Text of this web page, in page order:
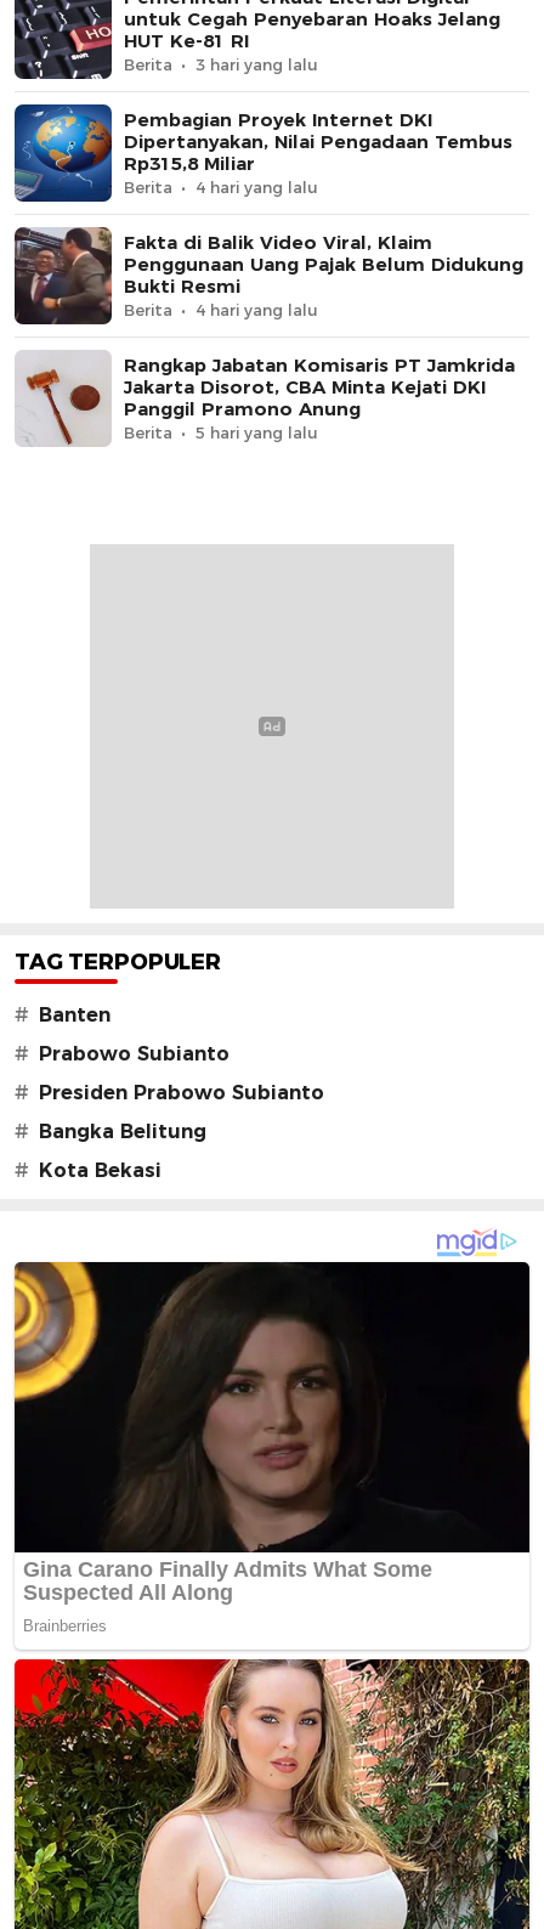
untuk Cegah Penyebaran Hoaks Jelang
HUT Ke-81 RI
Berita 3 hari yang lalu
Pembagian Proyek Internet DKI
Dipertanyakan, Nilai Pengadaan Tembus
Rp315,8 Miliar
Berita 4 hari yang lalu
Fakta di Balik Video Viral, Klaim
Penggunaan Uang Pajak Belum Didukung
Bukti Resmi
Berita 4 hari yang lalu
Rangkap Jabatan Komisaris PT Jamkrida
Jakarta Disorot, CBA Minta Kejati DKI
Panggil Pramono Anung
Berita 5 hari yang lalu
TAG TERPOPULER
# Banten
# Prabowo Subianto
# Presiden Prabowo Subianto
# Bangka Belitung
# Kota Bekasi